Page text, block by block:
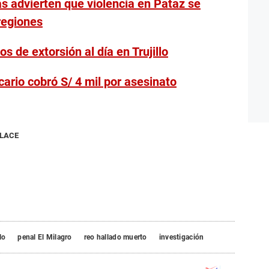
advierten que violencia en Pataz se
de extorsión al día en Trujillo
cobró S/ 4 mil por asesinato
penal El Milagro reo hallado muerto investigación